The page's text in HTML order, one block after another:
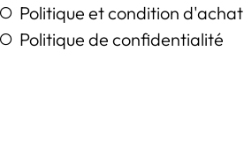
Politique et condition d'achat
Politique de confidentialité